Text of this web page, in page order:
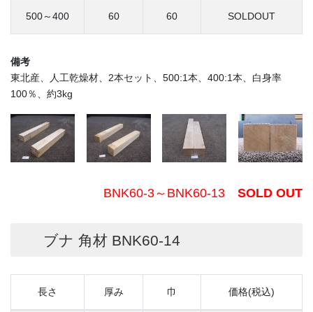
500～400 60 60 SOLDOUT
備考
東北産、人工乾燥材、2本セット、500:1本、400:1本、白身率
100％、約3kg
BNK60-3～BNK60-13 SOLD OUT
ブナ 角材 BNK60-14
長さ 厚み 巾 価格(税込)